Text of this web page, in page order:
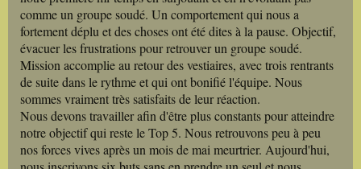
comme un groupe soudé. Un comportement qui nous a
fortement déplu et des choses ont été dites à la pause. Objectif,
évacuer les frustrations pour retrouver un groupe soudé.
Mission accomplie au retour des vestiaires, avec trois rentrants
de suite dans le rythme et qui ont bonifié l'équipe. Nous
sommes vraiment très satisfaits de leur réaction.
Nous devons travailler afin d'être plus constants pour atteindre
notre objectif qui reste le Top 5. Nous retrouvons peu à peu
nos forces vives après un mois de mai meurtrier. Aujourd'hui,